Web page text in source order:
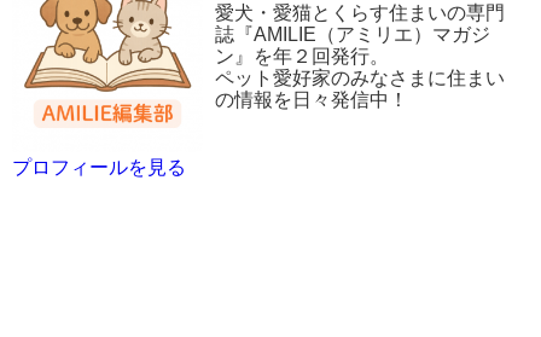
愛犬・愛猫とくらす住まいの専門
誌『AMILIE（アミリエ）マガジ
ン』を年２回発行。
ペット愛好家のみなさまに住まい
の情報を日々発信中！
プロフィールを見る